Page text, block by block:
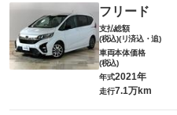
フリード
支払総額
(税込)(リ済込・追)
車両本体価格
(税込)
年式2021年
走行7.1万km